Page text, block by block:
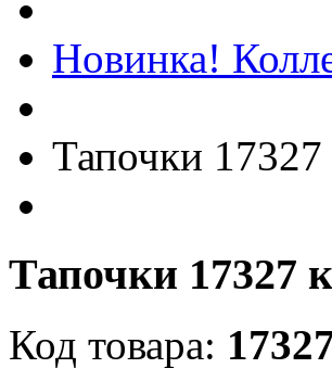
Новинка!
Тапочки
Тапочки 17327
Код товара: